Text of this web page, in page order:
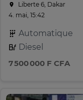
Liberte 6, Dakar
4. mai, 15:42
Automatique
Diesel
7 500 000 F CFA